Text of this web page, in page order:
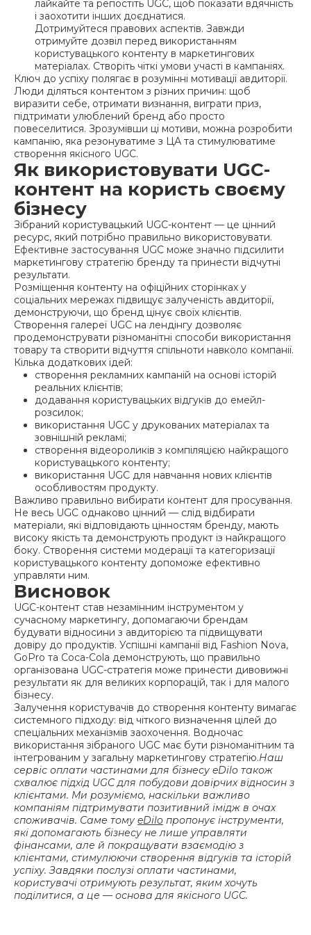
лайкайте та репостіть UGC, щоб показати вдячність
і заохотити інших доєднатися.
Дотримуйтеся правових аспектів. Завжди
отримуйте дозвіл перед використанням
користувацького контенту в маркетингових
матеріалах. Створіть чіткі умови участі в кампаніях.
Ключ до успіху полягає в розумінні мотивації авдиторії.
Люди діляться контентом з різних причин: щоб
виразити себе, отримати визнання, виграти приз,
підтримати улюблений бренд або просто
повеселитися. Зрозумівши ці мотиви, можна розробити
кампанію, яка резонуватиме з ЦА та стимулюватиме
створення якісного UGC.
Як використовувати UGC-
контент на користь своєму
бізнесу
Зібраний користувацький UGC-контент — це цінний
ресурс, який потрібно правильно використовувати.
Ефективне застосування UGC може значно підсилити
маркетингову стратегію бренду та принести відчутні
результати.
Розміщення контенту на офіційних сторінках у
соціальних мережах підвищує залученість авдиторії,
демонструючи, що бренд цінує своїх клієнтів.
Створення галереї UGC на лендінгу дозволяє
продемонструвати різноманітні способи використання
товару та створити відчуття спільноти навколо компанії.
Кілька додаткових ідей:
створення рекламних кампаній на основі історій
реальних клієнтів;
додавання користувацьких відгуків до емейл-
розсилок;
використання UGC у друкованих матеріалах та
зовнішній рекламі;
створення відеороликів з компіляцією найкращого
користувацького контенту;
використання UGC для навчання нових клієнтів
особливостям продукту.
Важливо правильно вибирати контент для просування.
Не весь UGC однаково цінний — слід відбирати
матеріали, які відповідають цінностям бренду, мають
високу якість та демонструють продукт із найкращого
боку. Створення системи модерації та категоризації
користувацького контенту допоможе ефективно
управляти ним.
Висновок
UGC-контент став незамінним інструментом у
сучасному маркетингу, допомагаючи брендам
будувати відносини з авдиторією та підвищувати
довіру до продуктів. Успішні кампанії від Fashion Nova,
GoPro та Coca-Cola демонструють, що правильно
організована UGC-стратегія може принести дивовижні
результати як для великих корпорацій, так і для малого
бізнесу.
Залучення користувачів до створення контенту вимагає
системного підходу: від чіткого визначення цілей до
спеціальних механізмів заохочення. Водночас
використання зібраного UGC має бути різноманітним та
інтегрованим у загальну маркетингову стратегію.Наш
сервіс оплати частинами для бізнесу eDilo також
схвалює підхід UGC для побудови довірчих відносин з
клієнтами. Ми розуміємо, наскільки важливо
компаніям підтримувати позитивний імідж в очах
споживачів. Саме тому eDilo пропонує інструменти,
які допомагають бізнесу не лише управляти
фінансами, але й покращувати взаємодію з
клієнтами, стимулюючи створення відгуків та історій
успіху. Завдяки послузі оплати частинами,
користувачі отримують результат, яким хочуть
поділитися, а це — основа для якісного UGC.